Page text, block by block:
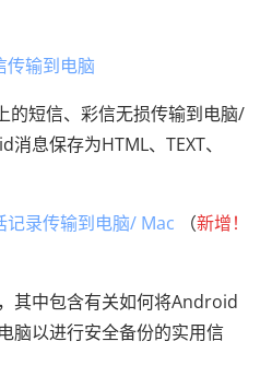
输到电脑
短信、彩信无损传输到电脑/
息保存为HTML、TEXT、
录传输到电脑/ Mac （新增！
其中包含有关如何将Android
脑以进行安全备份的实用信